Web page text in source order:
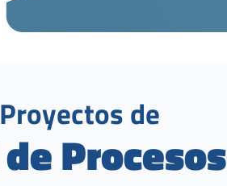
Proyectosde
deProcesos